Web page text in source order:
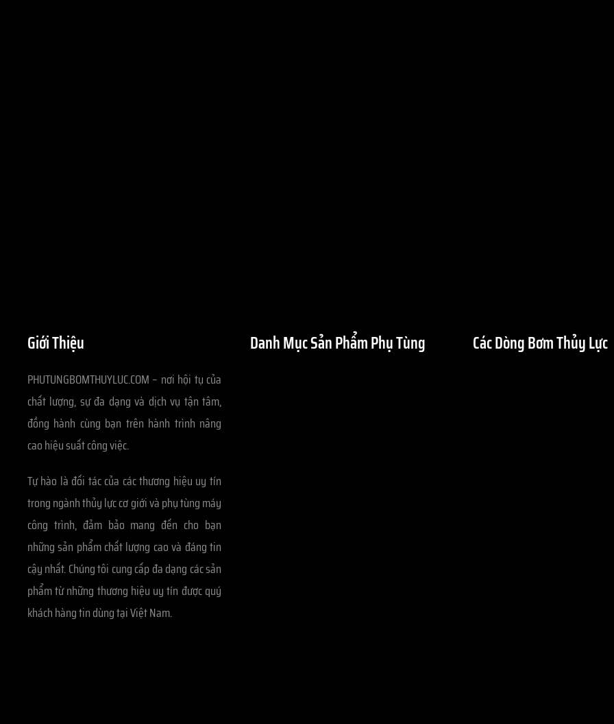
Giới Thiệu
PHUTUNGBOMTHUYLUC.COM – nơi hội tụ của
chất lượng, sự đa dạng và dịch vụ tận tâm,
đồng hành cùng bạn trên hành trình nâng
cao hiệu suất công việc.
Tự hào là đối tác của các thương hiệu uy tín
trong ngành thủy lực cơ giới và phụ tùng máy
công trình, đảm bảo mang đến cho bạn
những sản phẩm chất lượng cao và đáng tin
cậy nhất. Chúng tôi cung cấp đa dạng các sản
phẩm từ những thương hiệu uy tín được quý
khách hàng tin dùng tại Việt Nam.
Danh Mục Sản Phẩm Phụ Tùng Các Dòng Bơm Thủy Lực